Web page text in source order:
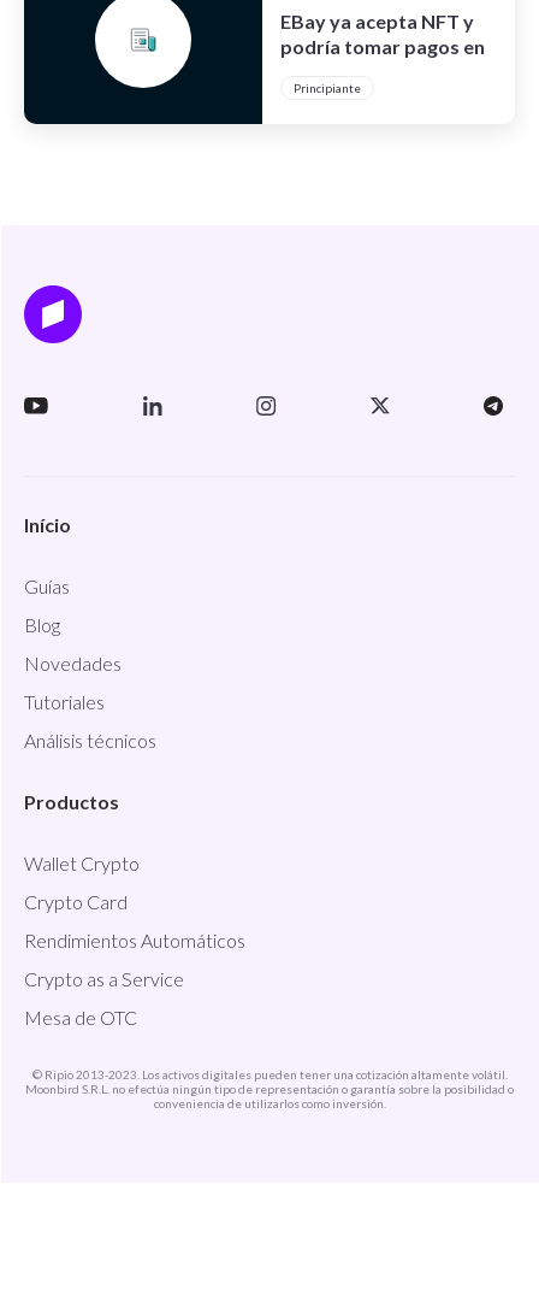
EBay ya acepta NFT y
podría tomar pagos en
Principiante
Início
Guías
Blog
Novedades
Tutoriales
Análisis técnicos
Productos
Wallet Crypto
Crypto Card
Rendimientos Automáticos
Crypto as a Service
Mesa de OTC
© Ripio 2013-2023. Los activos digitales pueden tener una cotización altamente volátil.
Moonbird S.R.L. no efectúa ningún tipo de representación o garantía sobre la posibilidad o
conveniencia de utilizarlos como inversión.